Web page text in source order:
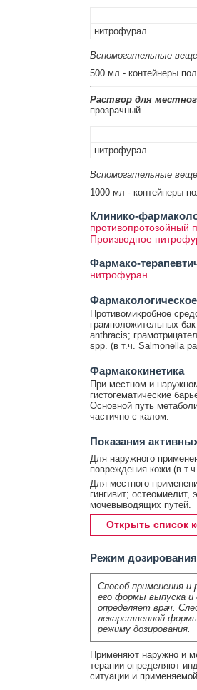
нитрофурал
Вспомогательные
500 мл - контейнеры
Раствор для
прозрачный.
нитрофурал
Вспомогательные
1000 мл - контейнеры
Клинико-
противопротозойный
Производное
Фармако-
нитрофуран
Противомикробное
грамположительных
anthracis;
spp. (в т.ч. Salmonella
Фармакокинетика
При местном и
гистогематические
Основной путь
частично с калом.
Показания
Для наружного
повреждения кожи (в
Для местного
гингивит;
мочевыводящих путей.
Открыть список
Режим дозирования
Способ применения и
его формы выпуска и
определяет врач.
лекарственной
режиму дозирования.
Применяют наружно и
терапии определяют
ситуации и